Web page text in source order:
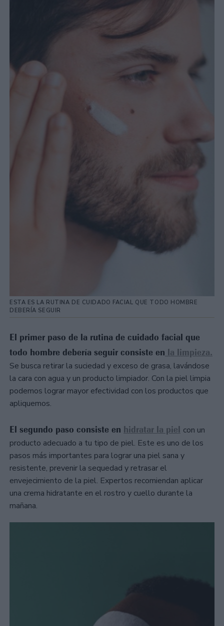
ESTA ES LA RUTINA DE CUIDADO FACIAL QUE TODO HOMBRE
DEBERÍA SEGUIR
El primer paso de la rutina de cuidado facial que
todo hombre debería seguir consiste en la limpieza.
Se busca retirar la suciedad y exceso de grasa, lavándose
la cara con agua y un producto limpiador. Con la piel limpia
podemos lograr mayor efectividad con los productos que
apliquemos.
El segundo paso consiste en hidratar la piel con un
producto adecuado a tu tipo de piel. Este es uno de los
pasos más importantes para lograr una piel sana y
resistente, prevenir la sequedad y retrasar el
envejecimiento de la piel. Expertos recomiendan aplicar
una crema hidratante en el rostro y cuello durante la
mañana.